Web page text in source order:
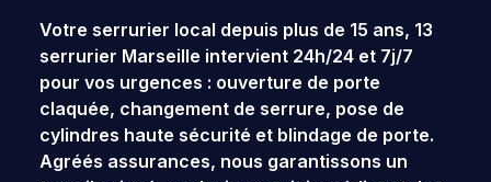
Votre serrurier local depuis plus de 15 ans, 13
serrurier Marseille intervient 24h/24 et 7j/7
pour vos urgences : ouverture de porte
claquée, changement de serrure, pose de
cylindres haute sécurité et blindage de porte.
Agréés assurances, nous garantissons un